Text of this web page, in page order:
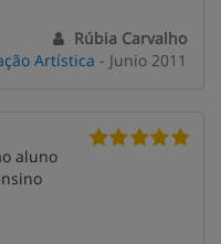
Rúbia Carvalho
Artística - Junio 2011
aluno